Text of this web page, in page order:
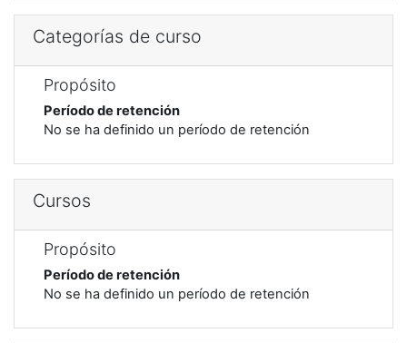
Categorías de curso
Propósito
Período de retención
No se ha definido un período de retención
Cursos
Propósito
Período de retención
No se ha definido un período de retención